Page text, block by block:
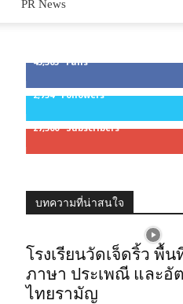
PR News
45,305 Fans
2,754
Followers
27,500 Subscribers
บทความที่น่าสนใจ
โรงเรียนวัดเจ็ดริ้ว พื้
ภาษา ประเพณี และ
ไทยรามัญ